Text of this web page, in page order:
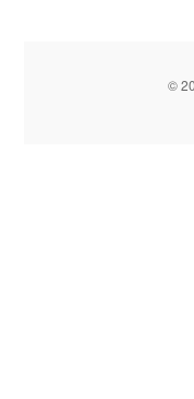
©